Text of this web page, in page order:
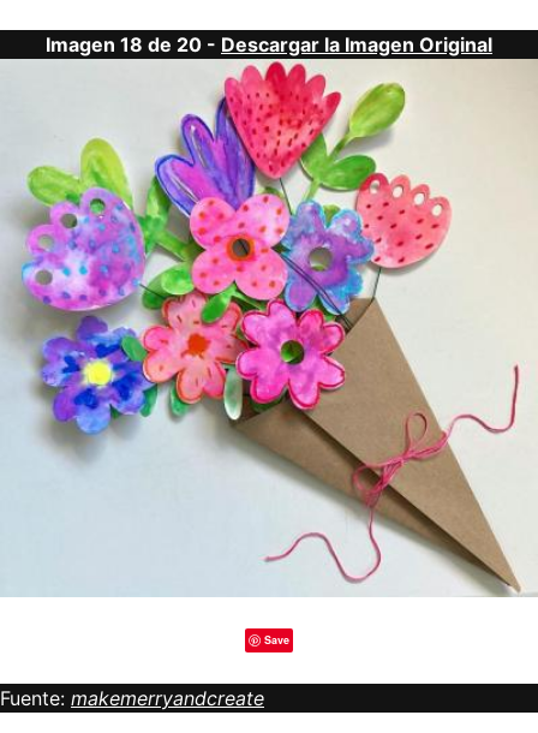
Imagen 18 de 20 - Descargar la Imagen Original
Save
Fuente: makemerryandcreate